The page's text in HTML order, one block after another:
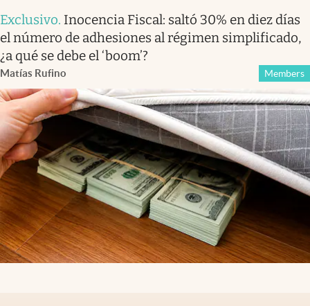
Exclusivo. Inocencia Fiscal: saltó 30% en diez días
el número de adhesiones al régimen simplificado,
¿a qué se debe el ‘boom’?
Matías Rufino Members